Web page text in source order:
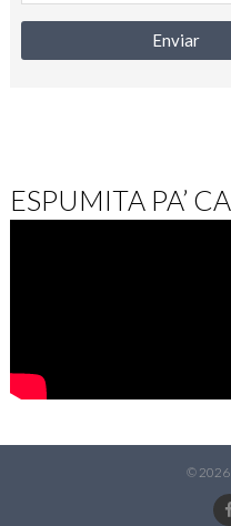
ESPUMITA PA’
© 2026